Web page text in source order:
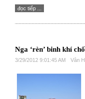
đọc tiếp ...
Nga ‘rèn’ binh khí
3/29/2012 9:01:45 AM Vân